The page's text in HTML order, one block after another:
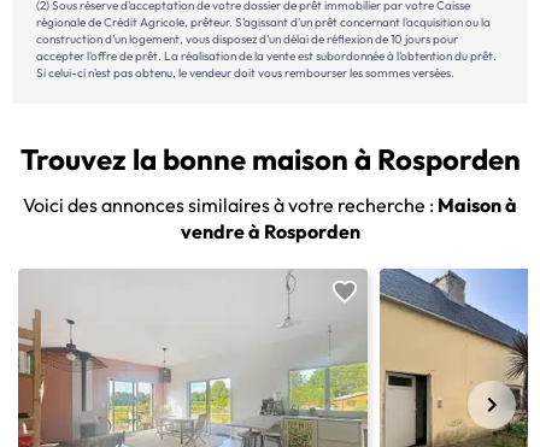
(2) Sous réserve d'acceptation de votre dossier de prêt immobilier par votre Caisse
régionale de Crédit Agricole, prêteur. S'agissant d'un prêt concernant l'acquisition ou la
construction d’un logement, vous disposez d'un délai de réflexion de 10 jours pour
accepter l'offre de prêt. La réalisation de la vente est subordonnée à l'obtention du prêt.
Si celui-ci n'est pas obtenu, le vendeur doit vous rembourser les sommes versées.
Trouvez la bonne maison à Rosporden
Voici des annonces similaires à votre recherche : Maison à
vendre à Rosporden